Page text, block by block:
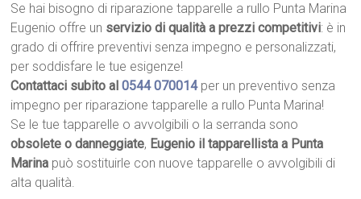
Se hai bisogno di riparazione tapparelle a rullo Punta Marina
Eugenio offre un servizio di qualità a prezzi competitivi: è in
grado di offrire preventivi senza impegno e personalizzati,
per soddisfare le tue esigenze!
Contattaci subito al0544 070014 per un preventivo senza
impegno per riparazione tapparelle a rullo Punta Marina!
Se le tue tapparelle o avvolgibili o la serranda sono
obsolete o danneggiate, Eugenio il tapparellista a Punta
Marina può sostituirle con nuove tapparelle o avvolgibili di
alta qualità.